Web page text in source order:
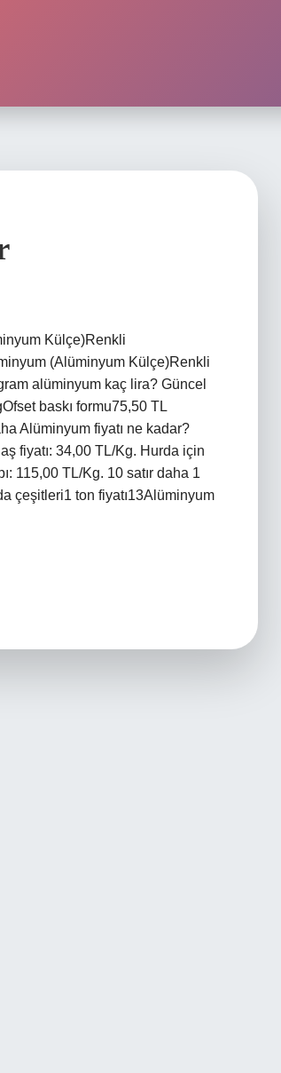
Külçe)Renkli
(Alüminyum Külçe)Renkli
alüminyum kaç lira? Güncel
baskı formu75,50 TL
Alüminyum fiyatı ne kadar?
fiyatı: 34,00 TL/Kg. Hurda için
115,00 TL/Kg. 10 satır daha 1
çeşitleri1 ton fiyatı13Alüminyum